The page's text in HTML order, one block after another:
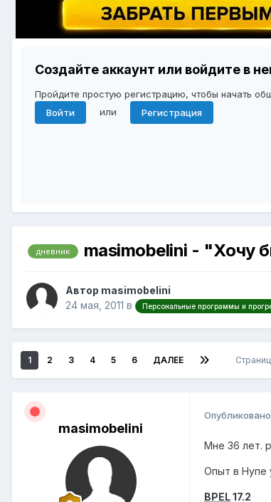
Создайте аккаунт или войдите в
Пройдите простую регистрацию, чтобы начать
Войти
или Регистрация
дневник masimobelini - "Хoчу
Автор masimobelini
24 мая, 2011 в Персональные программы и
1 2 3 4 5 6 ДАЛЕЕ
masimobelini
Опубликовано
Мне 36 лет.
Опыт в Нупе
BPEL17.2